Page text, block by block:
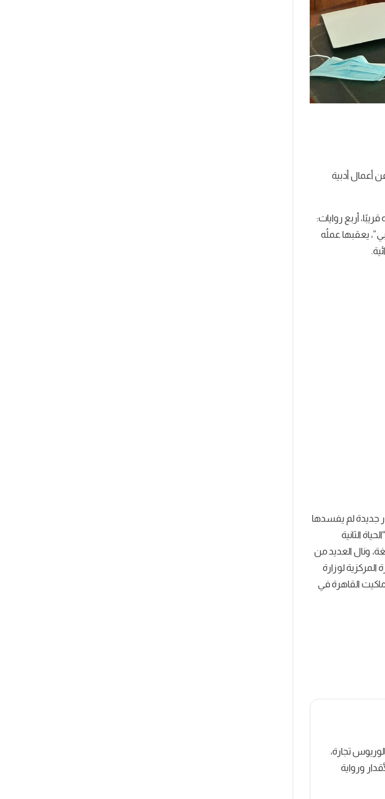
أعمال أدبية
أربع روايات:
يعقبها عملُه
“طيور جديدة لم يفسدها
الثانية
ونال العديد من
المركزية لوزارة
ماكيت القاهرة في
حاصلة على بكالوريوس تجارة،
ورواية